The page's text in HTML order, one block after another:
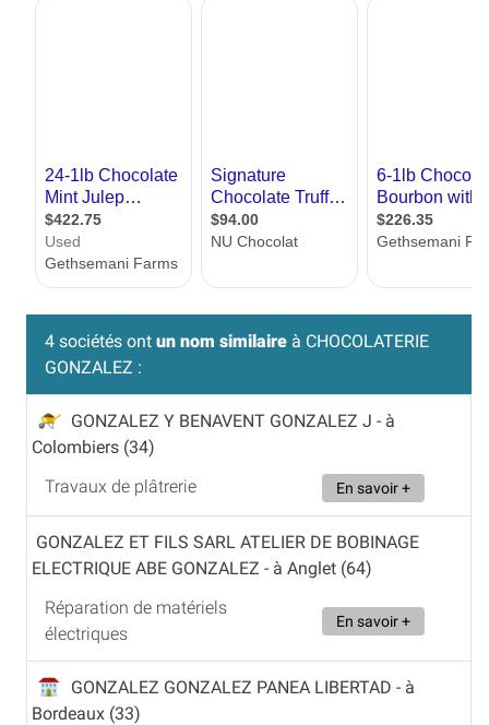
4 sociétés ont un nom similaire à CHOCOLATERIE
GONZALEZ :
GONZALEZ Y BENAVENT GONZALEZ J - à
Colombiers (34)
Travaux de plâtrerie
En savoir +
GONZALEZ ET FILS SARL ATELIER DE BOBINAGE
ELECTRIQUE ABE GONZALEZ - à Anglet (64)
Réparation de matériels
électriques
En savoir +
GONZALEZ GONZALEZ PANEA LIBERTAD - à
Bordeaux (33)